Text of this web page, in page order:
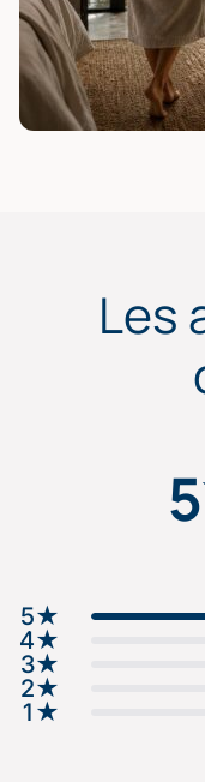
Les
5
5★
4★
3★
2★
1 ★